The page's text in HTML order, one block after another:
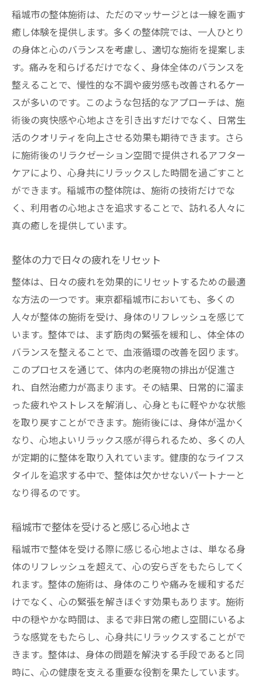
稲城市の整体施術は、ただのマッサージとは一線を画す
癒し体験を提供します。多くの整体院では、一人ひとり
の身体と心のバランスを考慮し、適切な施術を提案しま
す。痛みを和らげるだけでなく、身体全体のバランスを
整えることで、慢性的な不調や疲労感も改善されるケー
スが多いのです。このような包括的なアプローチは、施
術後の爽快感や心地よさを引き出すだけでなく、日常生
活のクオリティを向上させる効果も期待できます。さら
に施術後のリラクゼーション空間で提供されるアフター
ケアにより、心身共にリラックスした時間を過ごすこと
ができます。稲城市の整体院は、施術の技術だけでな
く、利用者の心地よさを追求することで、訪れる人々に
真の癒しを提供しています。
整体の力で日々の疲れをリセット
整体は、日々の疲れを効果的にリセットするための最適
な方法の一つです。東京都稲城市においても、多くの
人々が整体の施術を受け、身体のリフレッシュを感じて
います。整体では、まず筋肉の緊張を緩和し、体全体の
バランスを整えることで、血液循環の改善を図ります。
このプロセスを通じて、体内の老廃物の排出が促進さ
れ、自然治癒力が高まります。その結果、日常的に溜ま
った疲れやストレスを解消し、心身ともに軽やかな状態
を取り戻すことができます。施術後には、身体が温かく
なり、心地よいリラックス感が得られるため、多くの人
が定期的に整体を取り入れています。健康的なライフス
タイルを追求する中で、整体は欠かせないパートナーと
なり得るのです。
稲城市で整体を受けると感じる心地よさ
稲城市で整体を受ける際に感じる心地よさは、単なる身
体のリフレッシュを超えて、心の安らぎをもたらしてく
れます。整体の施術は、身体のこりや痛みを緩和するだ
けでなく、心の緊張を解きほぐす効果もあります。施術
中の穏やかな時間は、まるで非日常の癒し空間にいるよ
うな感覚をもたらし、心身共にリラックスすることがで
きます。整体は、身体の問題を解決する手段であると同
時に、心の健康を支える重要な役割を果たしています。